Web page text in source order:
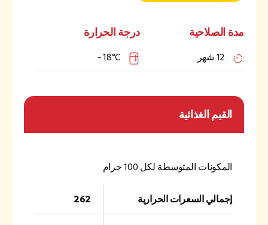
مدة الصلاحية
12 شهر
درجة الحرارة
18°C -
القيم الغذائية
المكونات المتوسطة لكل 100 جرام
إجمالي السعرات الحرارية 262